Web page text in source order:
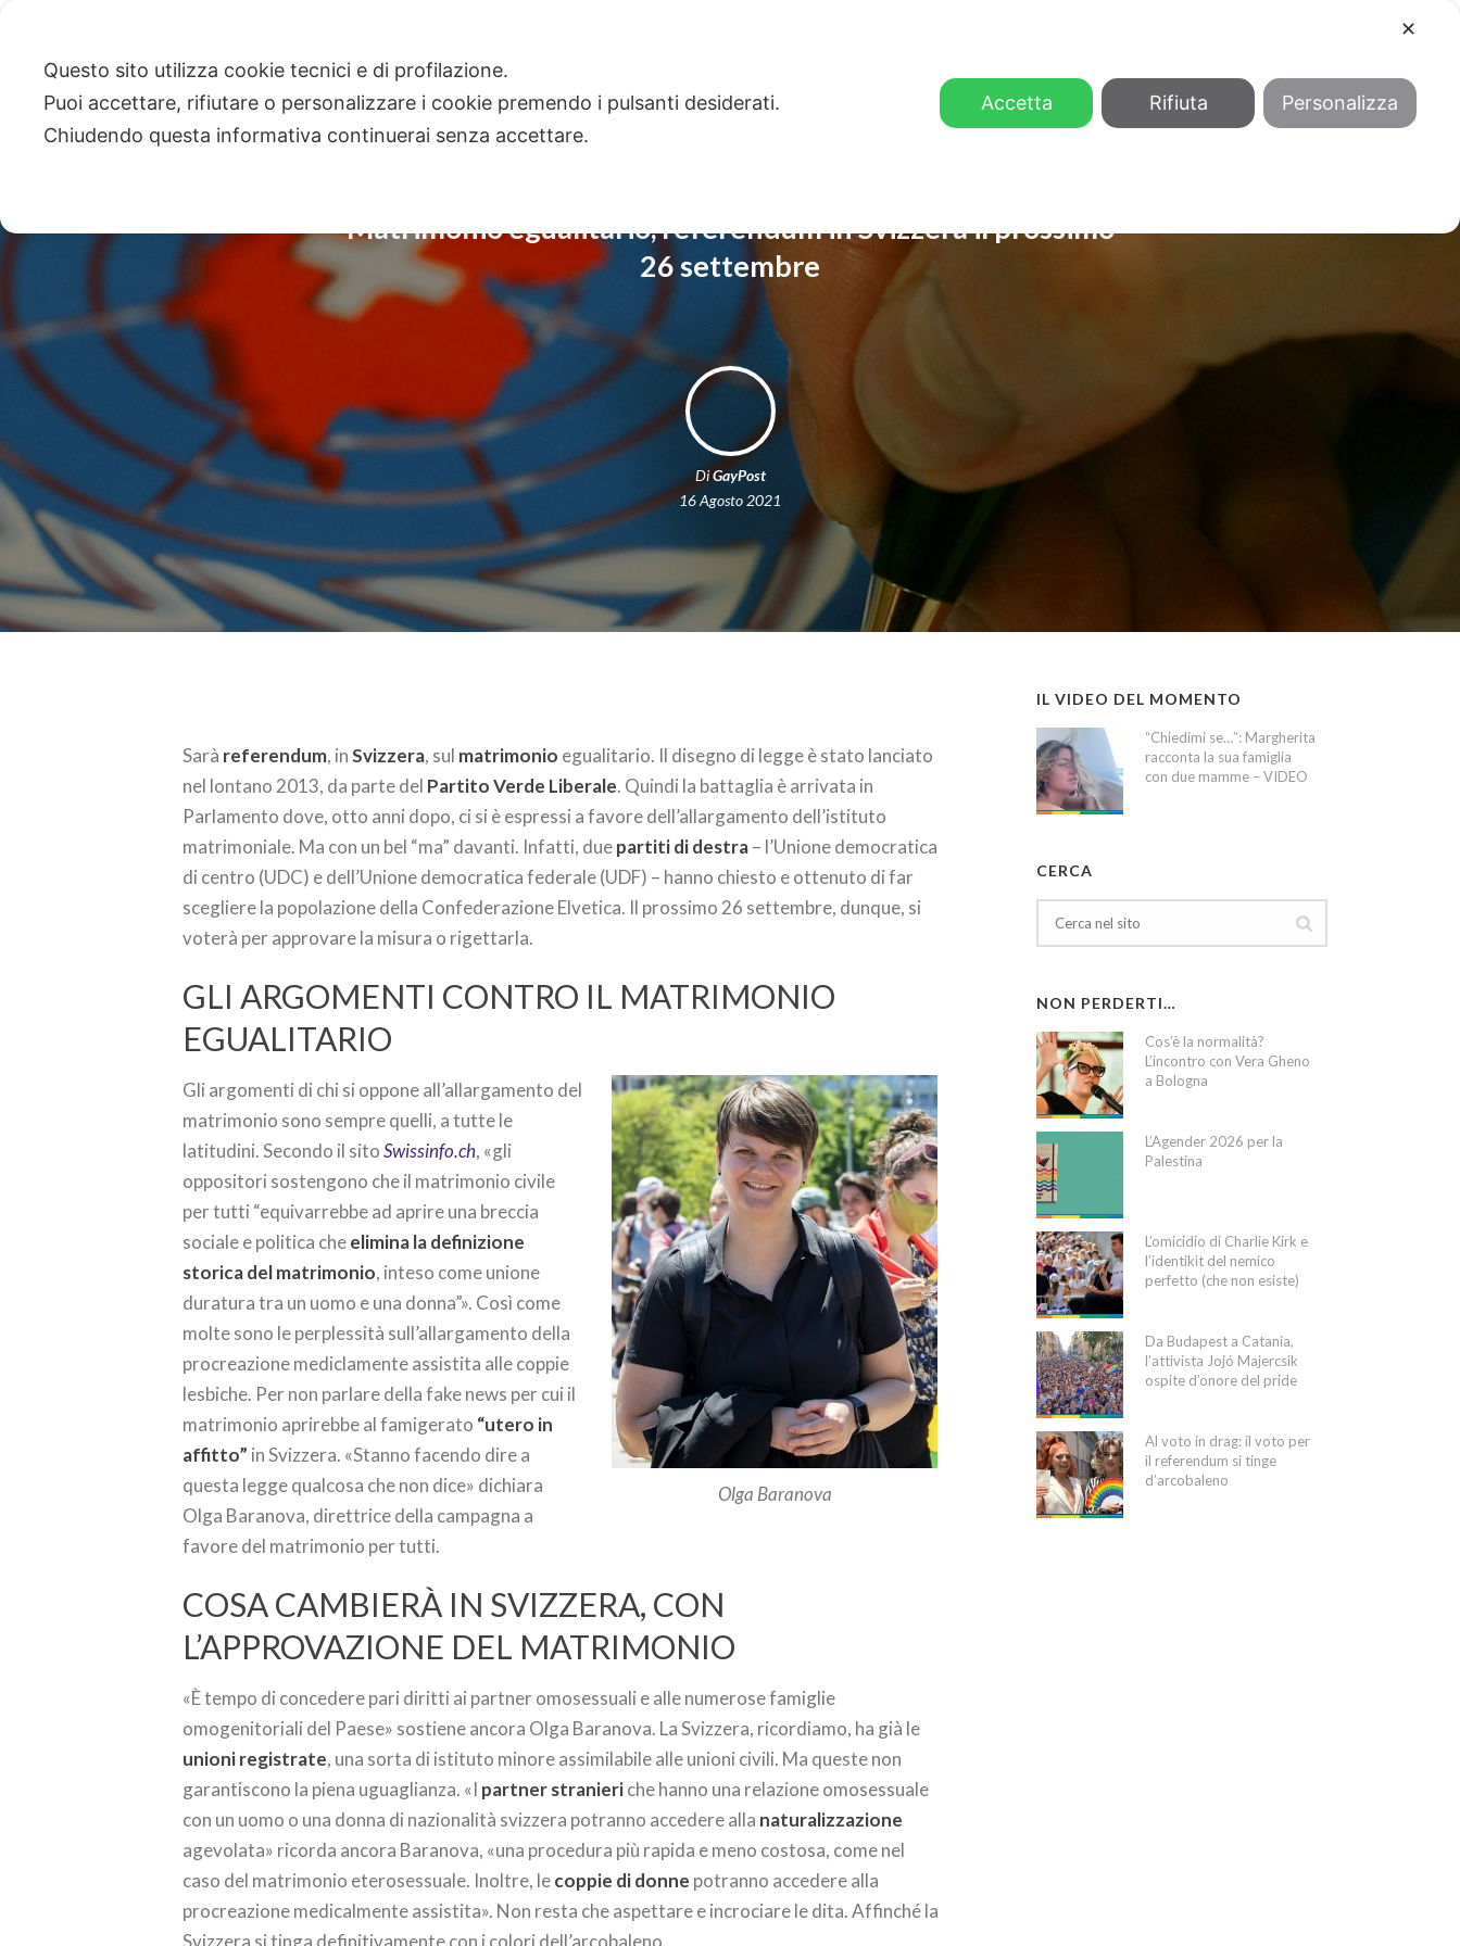
Matrimonio egualitario, referendum in Svizzera il prossimo
26 settembre
DiGayPost
16 Agosto 2021
Sarà referendum, inSvizzera, sul matrimonio egualitario. Il disegno di legge è stato lanciato
nel lontano 2013, da parte del Partito Verde Liberale. Quindi la battaglia è arrivata in
Parlamento dove, otto anni dopo, ci si è espressi a favore dell’allargamento dell’istituto
matrimoniale. Ma con un bel “ma” davanti. Infatti, duepartiti di destra– l’Unione democratica
di centro (UDC) e dell’Unione democratica federale (UDF) – hanno chiesto e ottenuto di far
scegliere la popolazione della Confederazione Elvetica. Il prossimo 26 settembre, dunque, si
voterà per approvare la misura o rigettarla.
GLI ARGOMENTI CONTRO IL MATRIMONIO
EGUALITARIO
Olga Baranova
Gli argomenti di chi si oppone all’allargamento del
matrimonio sono sempre quelli, a tutte le
latitudini. Secondo il sitoSwissinfo.ch, «gli
oppositori sostengono che il matrimonio civile
per tutti “equivarrebbe ad aprire una breccia
sociale e politica cheelimina la definizione
storica del matrimonio, inteso come unione
duratura tra un uomo e una donna”». Così come
molte sono le perplessità sull’allargamento della
procreazione mediclamente assistita alle coppie
lesbiche. Per non parlare della fake news per cui il
matrimonio aprirebbe al famigerato “utero in
affitto” in Svizzera. «Stanno facendo dire a
questa legge qualcosa che non dice» dichiara
Olga Baranova, direttrice della campagna a
favore del matrimonio per tutti.
COSA CAMBIERÀ IN SVIZZERA, CON
L’APPROVAZIONE DEL MATRIMONIO
«È tempo di concedere pari diritti ai partner omosessuali e alle numerose famiglie
omogenitoriali del Paese» sostiene ancora Olga Baranova. La Svizzera, ricordiamo, ha già le
unioni registrate, una sorta di istituto minore assimilabile alle unioni civili. Ma queste non
garantiscono la piena uguaglianza. «I partner stranieriche hanno una relazione omosessuale
con un uomo o una donna di nazionalità svizzera potranno accedere alla naturalizzazione
agevolata» ricorda ancora Baranova, «una procedura più rapida e meno costosa, come nel
caso del matrimonio eterosessuale. Inoltre, lecoppie di donne potranno accedere alla
procreazione medicalmente assistita». Non resta che aspettare e incrociare le dita. Affinché la
Svizzera si tinga definitivamente con i colori dell’arcobaleno.
IL VIDEO DEL MOMENTO
“Chiedimi se…”: Margherita
racconta la sua famiglia
con due mamme – VIDEO
CERCA
NON PERDERTI…
Cos’è la normalità?
L’incontro con Vera Gheno
a Bologna
L’Agender 2026 per la
Palestina
L’omicidio di Charlie Kirk e
l’identikit del nemico
perfetto (che non esiste)
Da Budapest a Catania,
l’attivista Jojó Majercsik
ospite d’onore del pride
Al voto in drag: il voto per
il referendum si tinge
d’arcobaleno
✕
Questo sito utilizza cookie tecnici e di profilazione.
Puoi accettare, rifiutare o personalizzare i cookie premendo i pulsanti desiderati.
Chiudendo questa informativa continuerai senza accettare.
Accetta Rifiuta Personalizza